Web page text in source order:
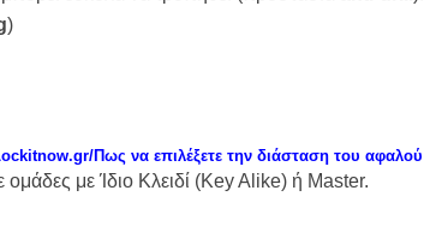
)
Πως να επιλέξετε την διάσταση του αφαλού
ομάδες με Ίδιο Κλειδί (Key Alike) ή Master.